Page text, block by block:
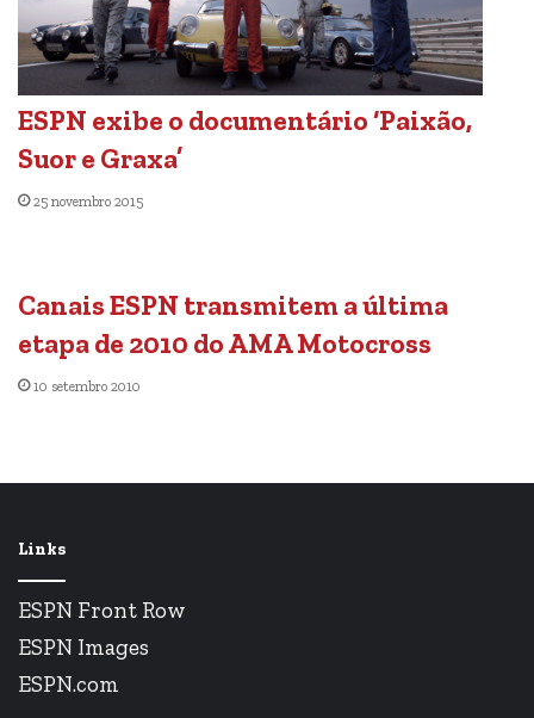
ESPN exibe o documentário ‘Paixão,
Suor e Graxa’
25 novembro 2015
Canais ESPN transmitem a última
etapa de 2010 do AMA Motocross
10 setembro 2010
Links
ESPN Front Row
ESPN Images
ESPN.com